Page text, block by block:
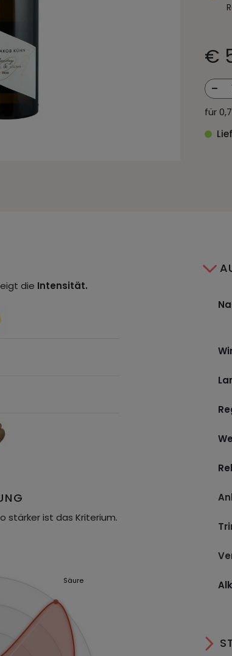
€
-
für
die Intensität.
stärker ist das Kriterium.
Säure